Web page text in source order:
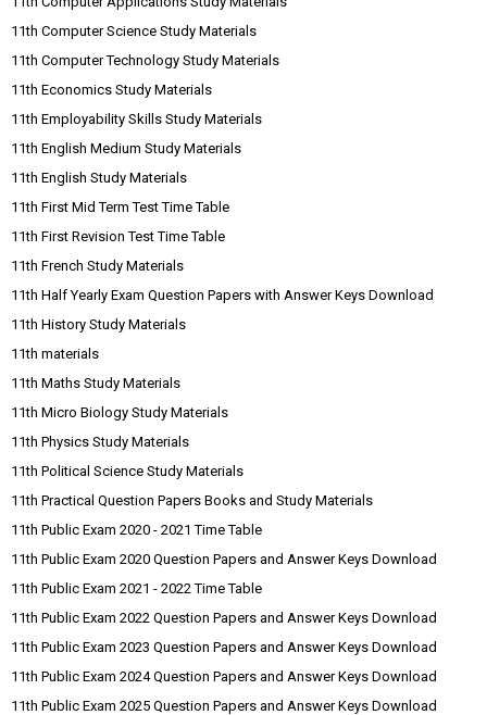
11th Computer Science Study Materials
11th Computer Technology Study Materials
11th Economics Study Materials
11th Employability Skills Study Materials
11th English Medium Study Materials
11th English Study Materials
11th First Mid Term Test Time Table
11th First Revision Test Time Table
11th French Study Materials
11th Half Yearly Exam Question Papers with Answer Keys Download
11th History Study Materials
11th materials
11th Maths Study Materials
11th Micro Biology Study Materials
11th Physics Study Materials
11th Political Science Study Materials
11th Practical Question Papers Books and Study Materials
11th Public Exam 2020 - 2021 Time Table
11th Public Exam 2020 Question Papers and Answer Keys Download
11th Public Exam 2021 - 2022 Time Table
11th Public Exam 2022 Question Papers and Answer Keys Download
11th Public Exam 2023 Question Papers and Answer Keys Download
11th Public Exam 2024 Question Papers and Answer Keys Download
11th Public Exam 2025 Question Papers and Answer Keys Download